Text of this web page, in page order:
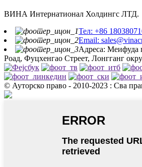
ВИНА Интернатионал Холдингс ЛТД.
Тел: +86
Email:
Адреса: Меифуда
Роад, Фуцхенгао Стреет, Лонгганг
© Ауторско право - 2010-2023 : Сва